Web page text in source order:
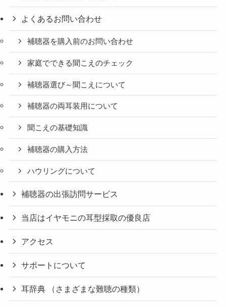
よくあるお問い合わせ
補聴器を購入前のお問い合わせ
家庭でできる聞こえのチェック
補聴器選び～聞こえについて
補聴器の両耳装用について
聞こえの基礎知識
補聴器の購入方法
ハウリングについて
補聴器の出張訪問サービス
当店はイヤモニの耳型採取の優良店
アクセス
サポートについて
耳辞典 （さまざまな難聴の種類）